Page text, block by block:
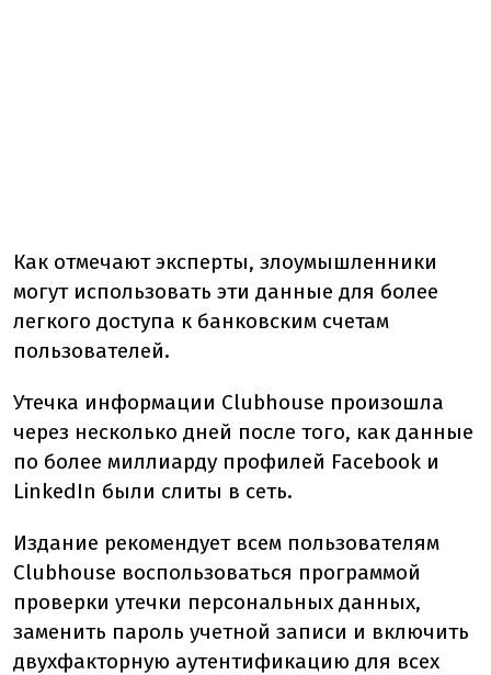
Как отмечают эксперты, злоумышленники
могут использовать эти данные для более
легкого доступа к банковским счетам
пользователей.
Утечка информации Clubhouse произошла
через несколько дней после того, как данные
по более миллиарду профилей Facebook и
LinkedIn были слиты в сеть.
Издание рекомендует всем пользователям
Clubhouse воспользоваться программой
проверки утечки персональных данных,
заменить пароль учетной записи и включить
двухфакторную аутентификацию для всех